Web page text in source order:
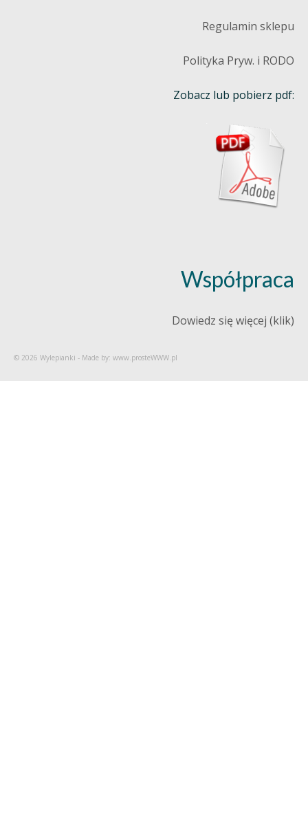
Regulamin sklepu
Polityka Pryw. i RODO
Zobacz lub pobierz pdf:
Współpraca
Dowiedz się więcej (klik)
© 2026 Wylepianki - Made by: www.prosteWWW.pl